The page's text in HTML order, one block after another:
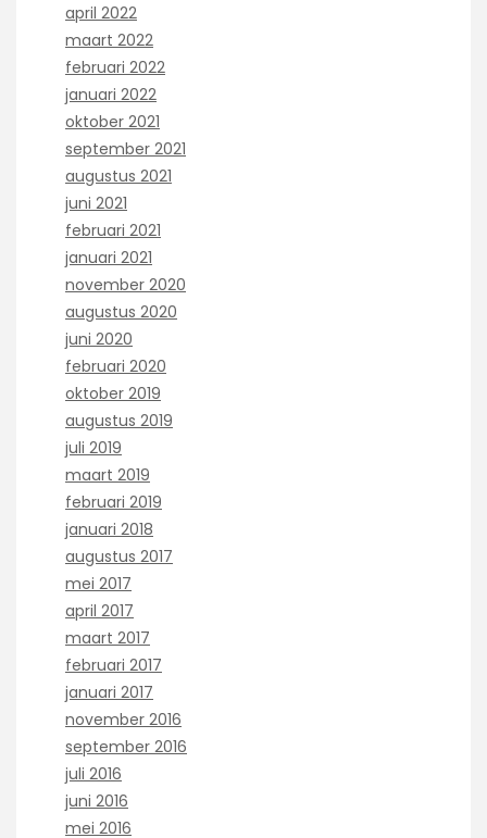
april 2022
maart 2022
februari 2022
januari 2022
oktober 2021
september 2021
augustus 2021
juni 2021
februari 2021
januari 2021
november 2020
augustus 2020
juni 2020
februari 2020
oktober 2019
augustus 2019
juli 2019
maart 2019
februari 2019
januari 2018
augustus 2017
mei 2017
april 2017
maart 2017
februari 2017
januari 2017
november 2016
september 2016
juli 2016
juni 2016
mei 2016